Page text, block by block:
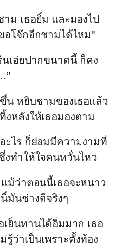
ม เธอยิ้ม และมองไป
โจ๊กอีกชามได้ไหม"
เอ่ยปากขนาดนี้ ก็คง
น หยิบชามของเธอแล้ว
งหลังให้เธอมองตาม
ะไร ก็ย่อมมีความงามที่
งทำให้ใจคนหวั่นไหว
ม้ว่าตอนนี้เธอจะหนาว
มันช่างดีจริงๆ
เย็นทานได้อิ่มมาก เธอ
ว่าเป็นเพราะตั้งท้อง